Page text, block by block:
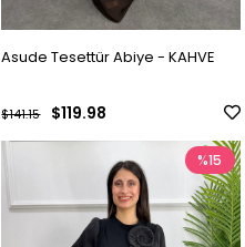
Asude Tesettür Abiye - KAHVE
$119.98
$141.15
%15